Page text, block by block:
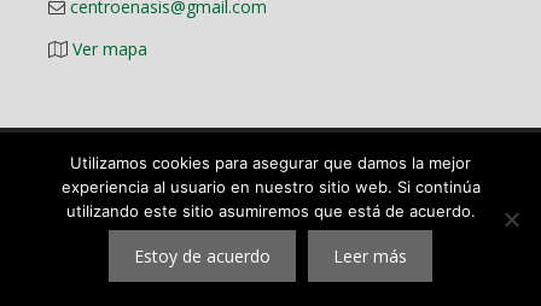
centroenasis@gmail.com
Ver mapa
Diseño Web
2026 ENASIS Centro Pedagógico y Académico en Valladolid.
| Aviso legal
Utilizamos cookies para asegurar que damos la mejor
experiencia al usuario en nuestro sitio web. Si continúa
utilizando este sitio asumiremos que está de acuerdo.
Estoy de acuerdo Leer más